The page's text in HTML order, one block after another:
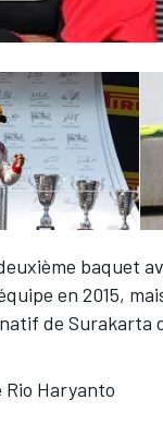
baquet
en 2015,
de Surakarta
Rio Haryanto